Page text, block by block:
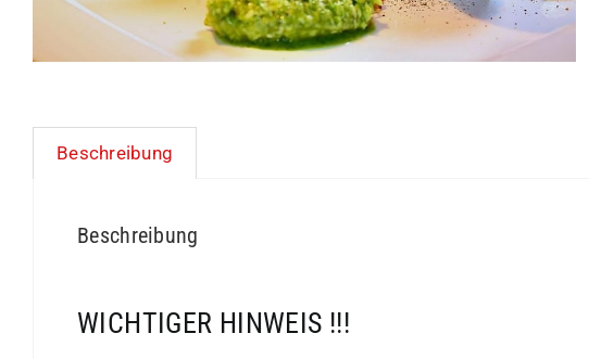
Beschreibung
Beschreibung
WICHTIGER HINWEIS !!!